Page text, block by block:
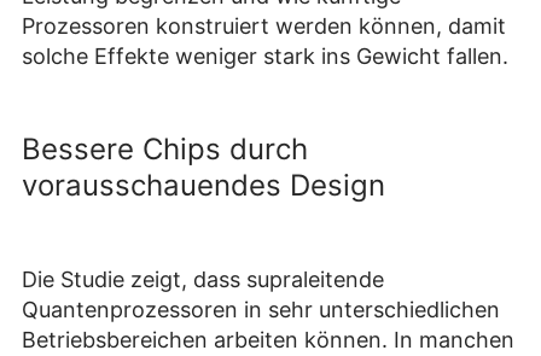
Prozessoren konstruiert werden können, damit
solche Effekte weniger stark ins Gewicht fallen.
Bessere Chips durch
vorausschauendes Design
Die Studie zeigt, dass supraleitende
Quantenprozessoren in sehr unterschiedlichen
Betriebsbereichen arbeiten können. In manchen